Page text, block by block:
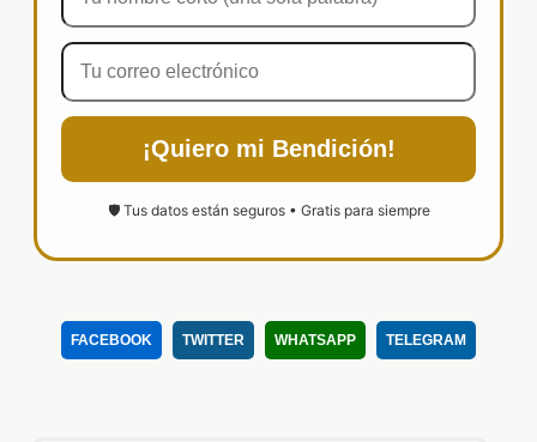
¡Quiero mi Bendición!
🛡️ Tus datos están seguros • Gratis para siempre
FACEBOOK TWITTER WHATSAPP TELEGRAM